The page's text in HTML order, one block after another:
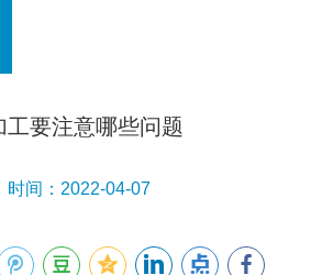
公司新闻 产品百科
媒体报道
工要注意哪些问题
间：2022-04-07